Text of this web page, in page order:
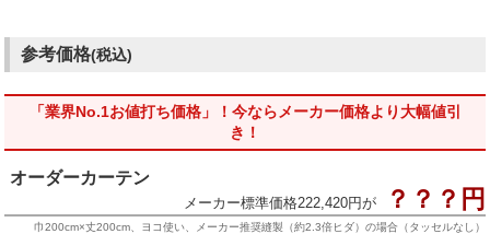
参考価格(税込)
「業界No.1お値打ち価格」！今ならメーカー価格より大幅値引
き！
オーダーカーテン
メーカー標準価格222,420円が ？？？円
巾200cm×丈200cm、ヨコ使い、メーカー推奨縫製（約2.3倍ヒダ）の場合（タッセルなし）